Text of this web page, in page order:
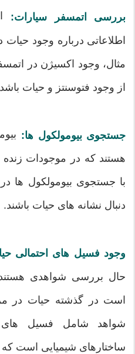
بررسی اتمسفر سیارات:
اطلاعاتی درباره وجود حیات
مثال، وجود اکسیژن در
از وجود فتوسنتز و حیات
جستجوی بیومولکول ها:
هستند که در موجودات
با جستجوی بیومولکول ها
دنبال نشانه های حیات باشند.
وجود فسیل های احتمالی
حال بررسی شواهدی
است در گذشته حیات در
شواهد شامل فسیل های
ساختارهای شیمیایی است که